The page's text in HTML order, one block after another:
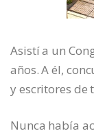
Asistí a un
años. A él,
y escritores de
Nunca había